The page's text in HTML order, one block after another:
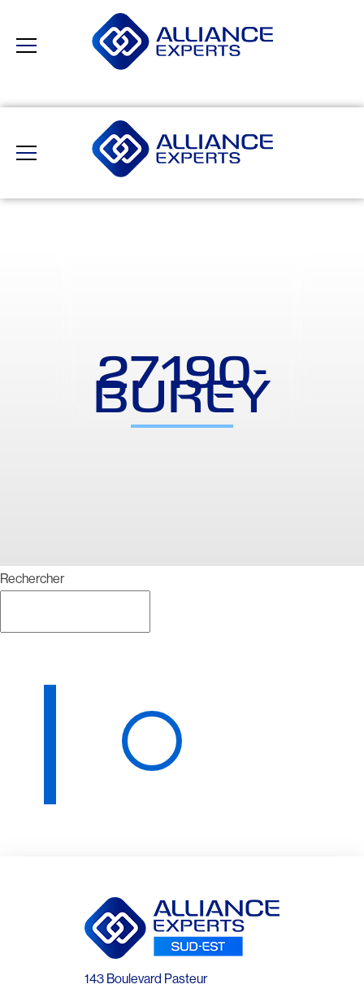
27190-
BUREY
Rechercher
143 Boulevard Pasteur